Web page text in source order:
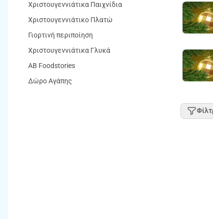
Χριστουγεννιάτικα Παιχνίδια
Χριστουγεννιάτικο Πλατώ
Γιορτινή περιποίηση
Χριστουγεννιάτικα Γλυκά
AB Foodstories
Δώρο Αγάπης